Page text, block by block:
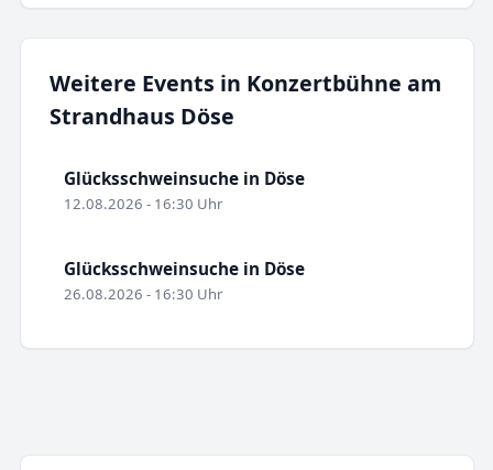
Weitere Events in Konzertbühne am
Strandhaus Döse
Glücksschweinsuche in Döse
12.08.2026 - 16:30 Uhr
Glücksschweinsuche in Döse
26.08.2026 - 16:30 Uhr